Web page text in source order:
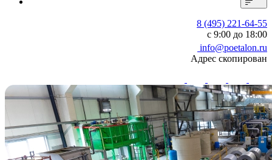
8 (495) 221-64-55
с 9:00 до 18:00
info@poetalon.ru
Адрес скопирован